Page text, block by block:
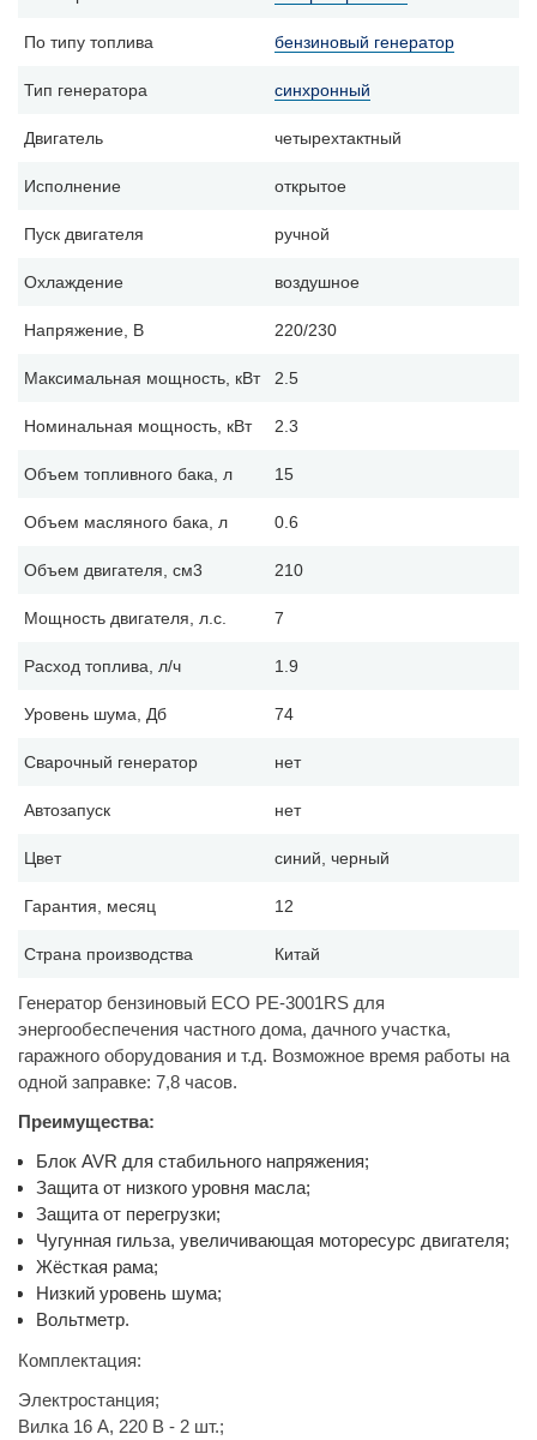
По типу топлива бензиновый генератор
Тип генератора синхронный
Двигатель четырехтактный
Исполнение открытое
Пуск двигателя ручной
Охлаждение воздушное
Напряжение, В 220/230
Максимальная мощность, кВт 2.5
Номинальная мощность, кВт 2.3
Объем топливного бака, л 15
Объем масляного бака, л 0.6
Объем двигателя, см3 210
Мощность двигателя, л.с. 7
Расход топлива, л/ч 1.9
Уровень шума, Дб 74
Сварочный генератор нет
Автозапуск нет
Цвет синий, черный
Гарантия, месяц 12
Страна производства Китай
Генератор бензиновый ECO PE-3001RS для
энергообеспечения частного дома, дачного участка,
гаражного оборудования и т.д. Возможное время работы на
одной заправке: 7,8 часов.
Преимущества:
Блок AVR для стабильного напряжения;
Защита от низкого уровня масла;
Защита от перегрузки;
Чугунная гильза, увеличивающая моторесурс двигателя;
Жёсткая рама;
Низкий уровень шума;
Вольтметр.
Комплектация:
Электростанция;
Вилка 16 А, 220 В - 2 шт.;